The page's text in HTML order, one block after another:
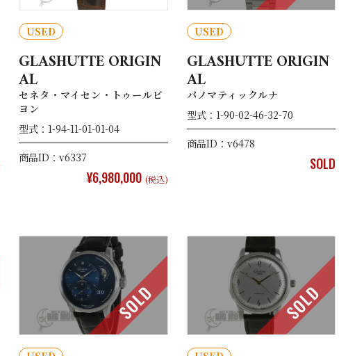
USED
GLASHUTTE ORIGIN
AL
セネタ・マイセン・トゥールビ
ヨン
型式：1-94-11-01-01-04
商品ID：v6337
¥6,980,000 (税込)
USED
GLASHUTTE ORIGIN
AL
パノマティックルナ
型式：1-90-02-46-32-70
商品ID：v6478
SOLD
SOLD SOLD